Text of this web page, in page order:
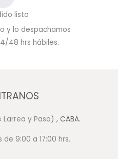
listo
y lo despachamos
48 hrs hábiles.
y Paso) , CABA.
de 9:00 a 17:00 hrs.